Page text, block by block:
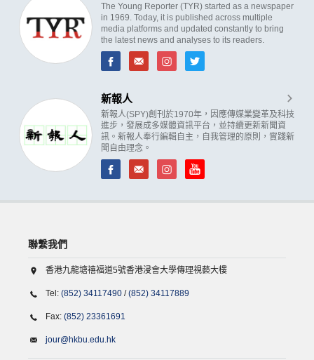
The Young Reporter (TYR) started as a newspaper
in 1969. Today, it is published across multiple
media platforms and updated constantly to bring
the latest news and analyses to its readers.
新報人
新報人(SPY)創刊於1970年，因應傳媒業變革及科技
進步，發展成多媒體資訊平台，並持續更新新聞資
訊。新報人奉行編輯自主，自我管理的原則，實踐新
聞自由理念。
聯繫我們
香港九龍塘禧福道5號香港浸會大學傳理視藝大樓
Tel: (852) 34117490 /(852) 34117889
Fax: (852) 23361691
jour@hkbu.edu.hk